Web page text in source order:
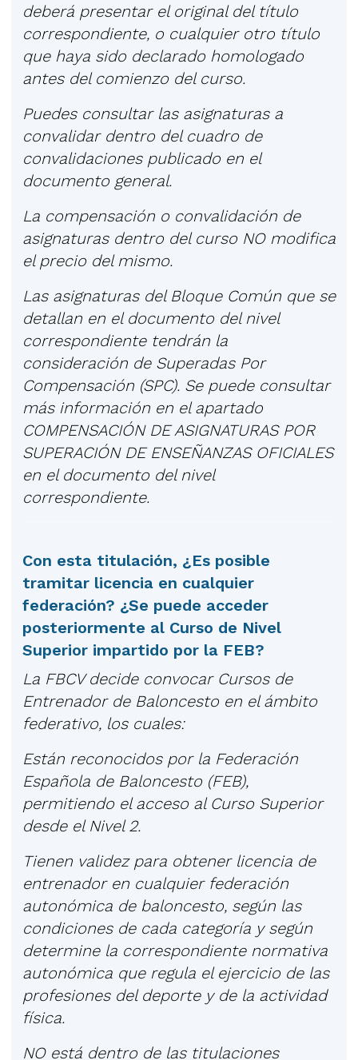
deberá presentar el original del título
correspondiente, o cualquier otro título
que haya sido declarado homologado
antes del comienzo del curso.
Puedes consultar las asignaturas a
convalidar dentro del cuadro de
convalidaciones publicado en el
documento general.
La compensación o convalidación de
asignaturas dentro del curso NO modifica
el precio del mismo.
Las asignaturas del Bloque Común que se
detallan en el documento del nivel
correspondiente tendrán la
consideración de Superadas Por
Compensación (SPC). Se puede consultar
más información en el apartado
COMPENSACIÓN DE ASIGNATURAS POR
SUPERACIÓN DE ENSEÑANZAS OFICIALES
en el documento del nivel
correspondiente.
Con esta titulación, ¿Es posible
tramitar licencia en cualquier
federación? ¿Se puede acceder
posteriormente al Curso de Nivel
Superior impartido por la FEB?
La FBCV decide convocar Cursos de
Entrenador de Baloncesto en el ámbito
federativo, los cuales:
Están reconocidos por la Federación
Española de Baloncesto (FEB),
permitiendo el acceso al Curso Superior
desde el Nivel 2.
Tienen validez para obtener licencia de
entrenador en cualquier federación
autonómica de baloncesto, según las
condiciones de cada categoría y según
determine la correspondiente normativa
autonómica que regula el ejercicio de las
profesiones del deporte y de la actividad
física.
NO está dentro de las titulaciones